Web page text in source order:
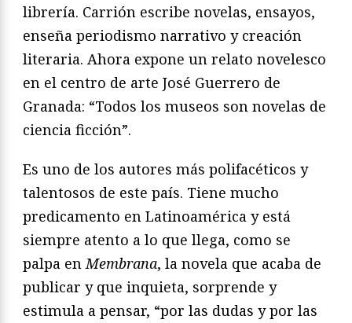
librería. Carrión escribe novelas, ensayos,
enseña periodismo narrativo y creación
literaria. Ahora expone un relato novelesco
en el centro de arte José Guerrero de
Granada: “Todos los museos son novelas de
ciencia ficción”.
Es uno de los autores más polifacéticos y
talentosos de este país. Tiene mucho
predicamento en Latinoamérica y está
siempre atento a lo que llega, como se
palpa en Membrana, la novela que acaba de
publicar y que inquieta, sorprende y
estimula a pensar, “por las dudas y por las